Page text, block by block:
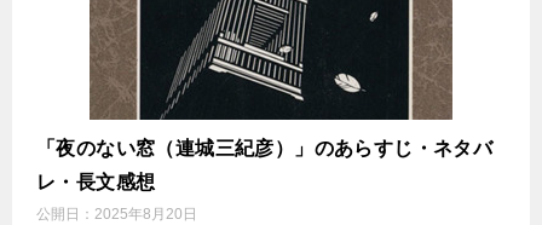
「夜のない窓（連城三紀彦）」のあらすじ・ネタバ
レ・長文感想
公開日： 2025年8月20日